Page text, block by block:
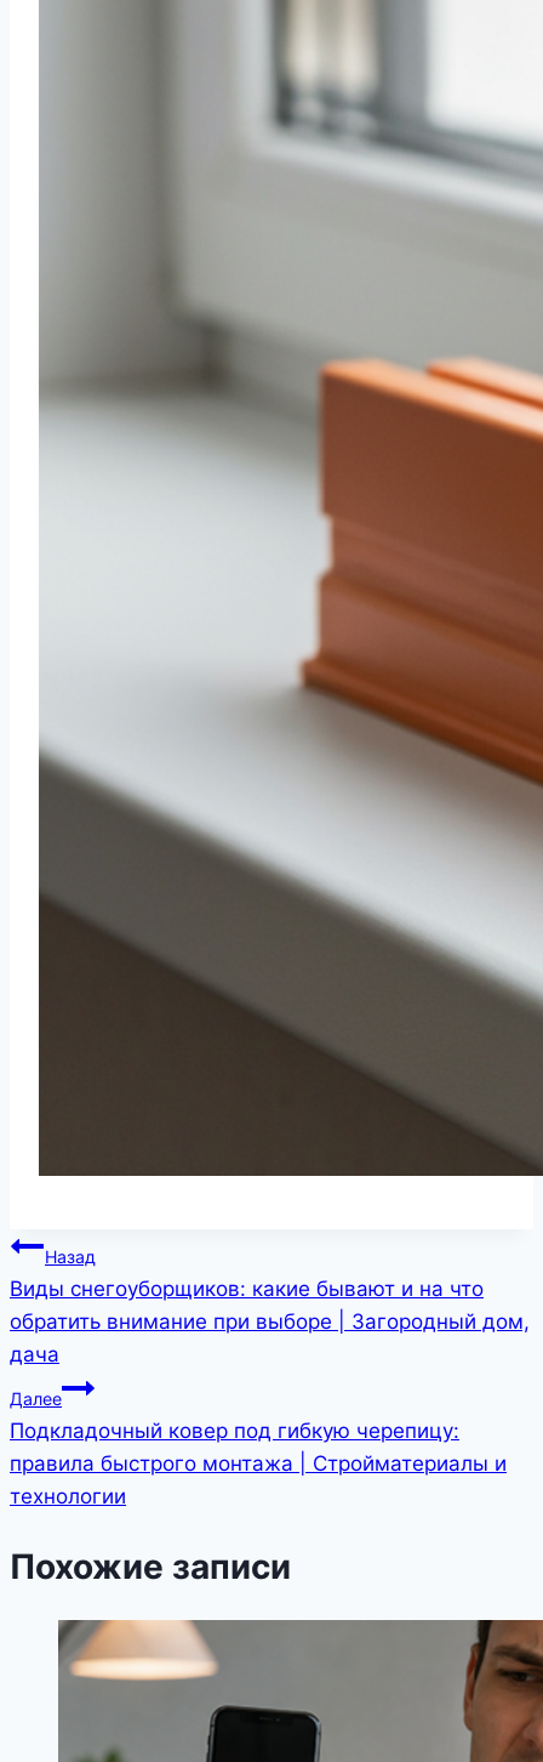
Навигация
по
записям
Назад
Виды снегоуборщиков: какие бывают и на что
обратить внимание при выборе | Загородный дом,
дача
Далее
Подкладочный ковер под гибкую черепицу:
правила быстрого монтажа | Стройматериалы и
технологии
Похожие записи